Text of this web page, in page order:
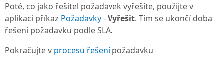
Poté, co jako řešitel požadavek vyřešíte, použijte v
aplikaci příkaz Požadavky-Vyřešit. Tím se ukončí doba
řešení požadavku podle SLA.
Pokračujte v procesu řešenípožadavku